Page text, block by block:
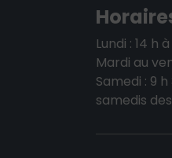
Lundi : 14 h
Mardi au
Samedi : 9
samedis